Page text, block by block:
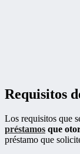
Requisitos
Los requisitos que
préstamos que
préstamo que